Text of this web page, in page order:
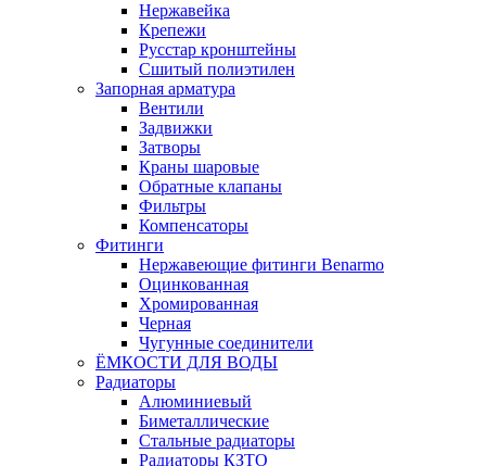
Нержавейка
Крепежи
Русстар кронштейны
Сшитый полиэтилен
Запорная арматура
Вентили
Задвижки
Затворы
Краны шаровые
Обратные клапаны
Фильтры
Компенсаторы
Фитинги
Нержавеющие фитинги Benarmo
Оцинкованная
Хромированная
Черная
Чугунные соединители
ЁМКОСТИ ДЛЯ ВОДЫ
Радиаторы
Алюминиевый
Биметаллические
Стальные радиаторы
Радиаторы КЗТО